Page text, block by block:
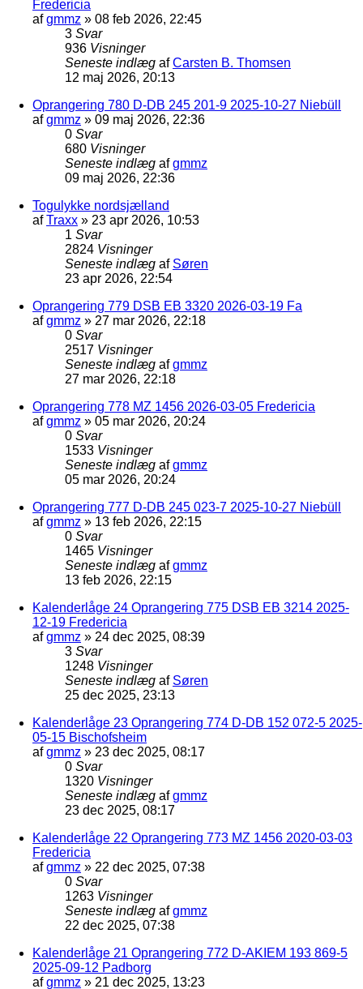
Fredericia
afgmmz » 08 feb 2026, 22:45
3 Svar
936 Visninger
Seneste indlæg afCarsten B. Thomsen
12 maj 2026, 20:13
Oprangering 780 D-DB 245 201-9 2025-10-27 Niebüll
afgmmz » 09 maj 2026, 22:36
0 Svar
680 Visninger
Seneste indlæg afgmmz
09 maj 2026, 22:36
Togulykke nordsjælland
afTraxx » 23 apr 2026, 10:53
1 Svar
2824 Visninger
Seneste indlæg af Søren
23 apr 2026, 22:54
Oprangering 779 DSB EB 3320 2026-03-19 Fa
afgmmz » 27 mar 2026, 22:18
0 Svar
2517 Visninger
Seneste indlæg afgmmz
27 mar 2026, 22:18
Oprangering 778 MZ 1456 2026-03-05 Fredericia
afgmmz » 05 mar 2026, 20:24
0 Svar
1533 Visninger
Seneste indlæg afgmmz
05 mar 2026, 20:24
Oprangering 777 D-DB 245 023-7 2025-10-27 Niebüll
afgmmz » 13 feb 2026, 22:15
0 Svar
1465 Visninger
Seneste indlæg afgmmz
13 feb 2026, 22:15
Kalenderlåge 24 Oprangering 775 DSB EB 3214 2025-
12-19 Fredericia
afgmmz » 24 dec 2025, 08:39
3 Svar
1248 Visninger
Seneste indlæg af Søren
25 dec 2025, 23:13
Kalenderlåge 23 Oprangering 774 D-DB 152 072-5 2025-
05-15 Bischofsheim
afgmmz » 23 dec 2025, 08:17
0 Svar
1320 Visninger
Seneste indlæg afgmmz
23 dec 2025, 08:17
Kalenderlåge 22 Oprangering 773 MZ 1456 2020-03-03
Fredericia
afgmmz » 22 dec 2025, 07:38
0 Svar
1263 Visninger
Seneste indlæg afgmmz
22 dec 2025, 07:38
Kalenderlåge 21 Oprangering 772 D-AKIEM 193 869-5
2025-09-12 Padborg
afgmmz » 21 dec 2025, 13:23